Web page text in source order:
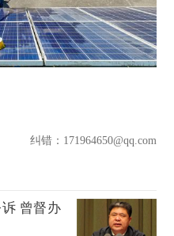
纠错：171964650@qq.com
曾督办